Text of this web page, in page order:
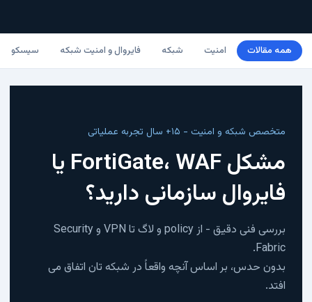
همه مقالات امنیت شبکه فایروال و امنیت شبکه سیسکو
متخصص شبکه و امنیت - ۱۵+ سال تجربه عملیاتی
مشکل FortiGate، WAF یا
فایروال سازمانی دارید؟
بررسی فنی دقیق - از policy و لاگ تا VPN و Security
Fabric.
بدون حدس، بر اساس آنچه واقعاً در شبکه تان اتفاق می
افتد.